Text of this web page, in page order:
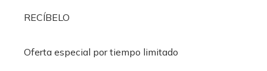
RECÍBELO
Oferta especial por tiempo limitado